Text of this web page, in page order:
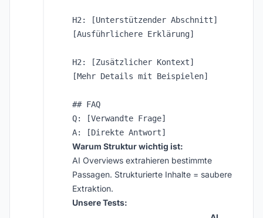
H2: [Unterstützender Abschnitt]
[Ausführlichere Erklärung]
H2: [Zusätzlicher Kontext]
[Mehr Details mit Beispielen]
## FAQ
Q: [Verwandte Frage]
Warum Struktur wichtig ist:
AI Overviews extrahieren bestimmte
Passagen. Strukturierte Inhalte = saubere
Extraktion.
Unsere Tests: